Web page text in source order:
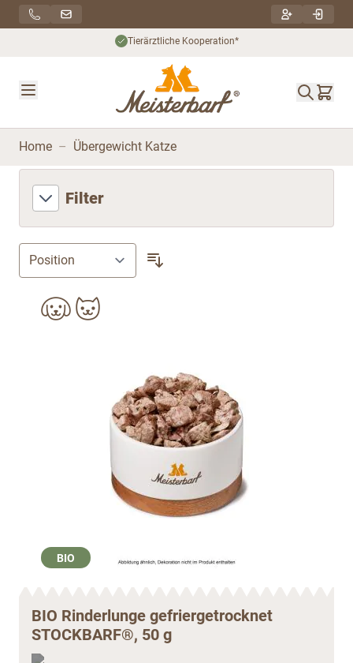
Direkt zum Inhalt
Tierärztliche Kooperation*
Home – Übergewicht Katze
Filter
BIO
BIO Rinderlunge gefriergetrocknet
STOCKBARF®, 50 g